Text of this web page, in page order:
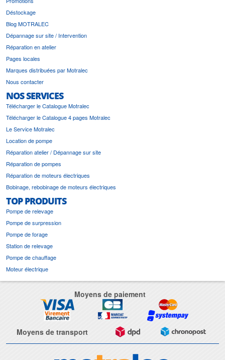
Déstockage
Blog MOTRALEC
Dépannage sur site / Intervention
Réparation en atelier
Pages locales
Marques distribuées par Motralec
Nous contacter
NOS SERVICES
Télécharger le Catalogue Motralec
Télécharger le Catalogue 4 pages Motralec
Le Service Motralec
Location de pompe
Réparation atelier / Dépannage sur site
Réparation de pompes
Réparation de moteurs électriques
Bobinage, rebobinage de moteurs électriques
TOP PRODUITS
Pompe de relevage
Pompe de surpression
Pompe de forage
Station de relevage
Pompe de chauffage
Moteur électrique
Moyens de paiement
Moyens de transport